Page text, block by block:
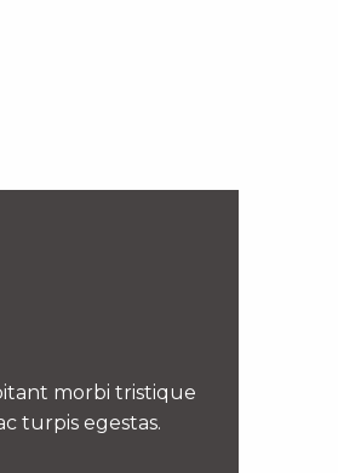
morbi tristique
turpis egestas.